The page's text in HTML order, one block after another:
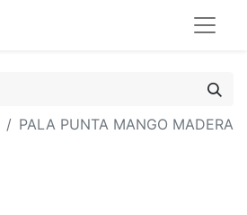
PALA PUNTA MANGO MADERA